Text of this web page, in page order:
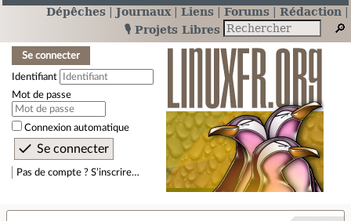
Dépêches Journaux Liens Forums
Rédaction
🎙️ Projets Libres
Se connecter
Identifiant
Mot de passe
Connexion automatique
Pas de compte ? S’inscrire…